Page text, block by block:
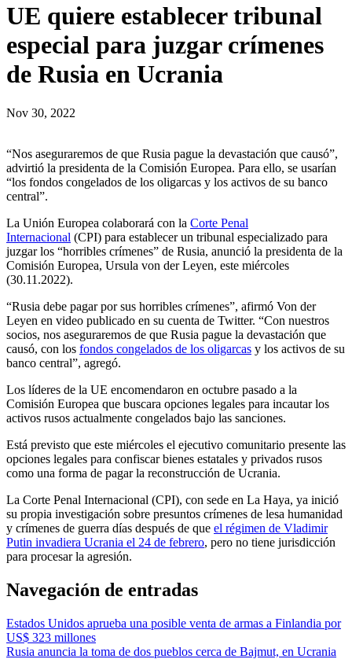
UE quiere establecer tribunal
especial para juzgar crímenes
de Rusia en Ucrania
Nov 30, 2022
“Nos aseguraremos de que Rusia pague la devastación que causó”,
advirtió la presidenta de la Comisión Europea. Para ello, se usarían
“los fondos congelados de los oligarcas y los activos de su banco
central”.
La Unión Europea colaborará con la Corte Penal
Internacional (CPI) para establecer un tribunal especializado para
juzgar los “horribles crímenes” de Rusia, anunció la presidenta de la
Comisión Europea, Ursula von der Leyen, este miércoles
(30.11.2022).
“Rusia debe pagar por sus horribles crímenes”, afirmó Von der
Leyen en video publicado en su cuenta de Twitter. “Con nuestros
socios, nos aseguraremos de que Rusia pague la devastación que
causó, con los fondos congelados de los oligarcas y los activos de su
banco central”, agregó.
Los líderes de la UE encomendaron en octubre pasado a la
Comisión Europea que buscara opciones legales para incautar los
activos rusos actualmente congelados bajo las sanciones.
Está previsto que este miércoles el ejecutivo comunitario presente las
opciones legales para confiscar bienes estatales y privados rusos
como una forma de pagar la reconstrucción de Ucrania.
La Corte Penal Internacional (CPI), con sede en La Haya, ya inició
su propia investigación sobre presuntos crímenes de lesa humanidad
y crímenes de guerra días después de que el régimen de Vladimir
Putin invadiera Ucrania el 24 de febrero, pero no tiene jurisdicción
para procesar la agresión.
Navegación de entradas
Estados Unidos aprueba una posible venta de armas a Finlandia por
US$ 323 millones
Rusia anuncia la toma de dos pueblos cerca de Bajmut, en Ucrania